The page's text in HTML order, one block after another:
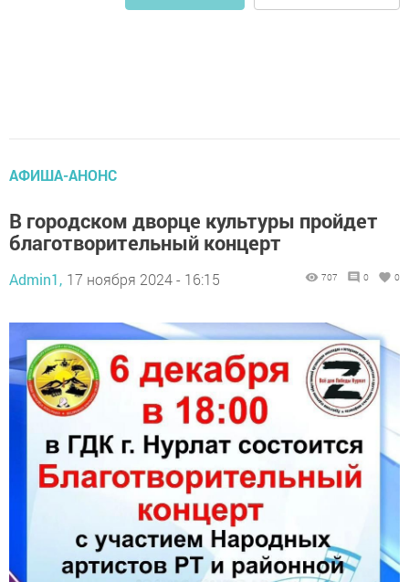
АФИША-АНОНС
В городском дворце культуры пройдет
благотворительный концерт
Admin1, 17 ноября 2024 - 16:15 707 0 0